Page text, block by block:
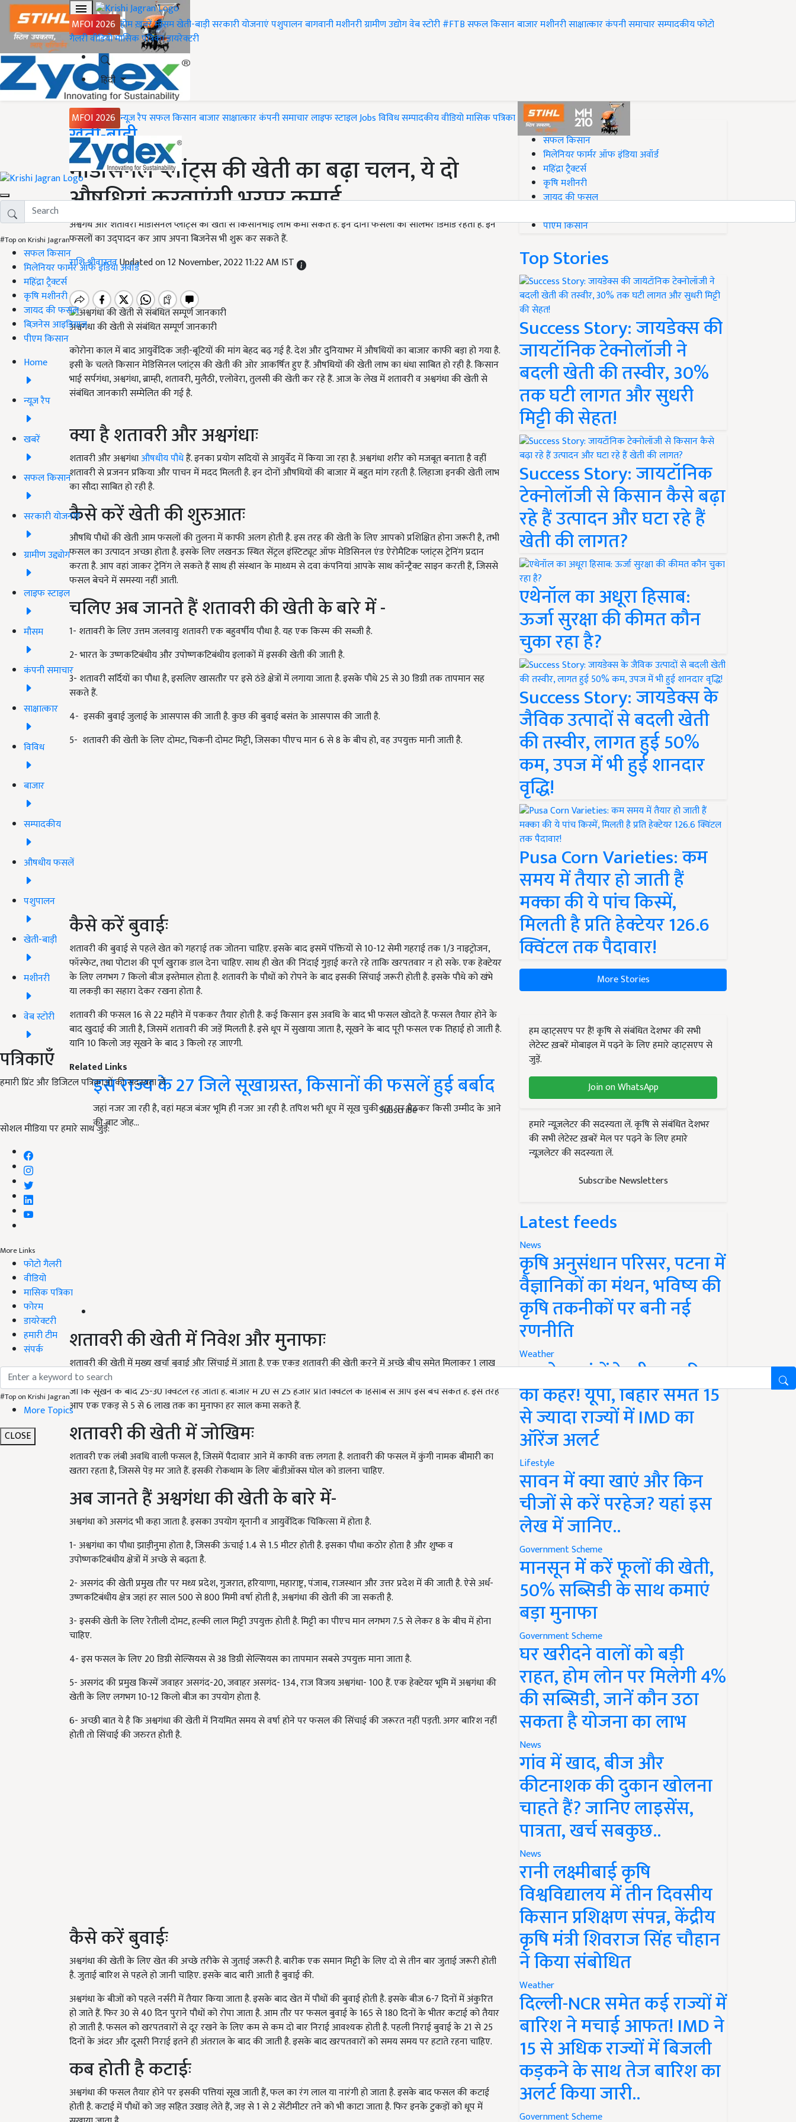
MFOI 2026 होमख़बरेंमौसमखेती-बाड़ीसरकारी योजनाएंपशुपालनबागवानीमशीनरीग्रामीण उद्योगवेब स्टोरी#FTBसफल किसानबाजारमशीनरीसाक्षात्कारकंपनी समाचारसम्पादकीयफोटो
गैलरीवीडियोमासिक पत्रिकाडायरेक्टरी
हिंदी
MFOI 2026 न्यूज़ रैपसफल किसानबाजारसाक्षात्कारकंपनी समाचारलाइफ स्टाइलJobsविविधसम्पादकीयवीडियोमासिक पत्रिका
#Top on Krishi Jagran
सफल किसान
मिलेनियर फार्मर ऑफ इंडिया अवॉर्ड
महिंद्रा ट्रैक्टर्स
कृषि मशीनरी
जायद की फसल
बिज़नेस आइडियाज
पीएम किसान
Home
न्यूज़ रैप
खबरें
सफल किसान
सरकारी योजनाएं
ग्रामीण उद्द्योग
लाइफ स्टाइल
मौसम
कंपनी समाचार
साक्षात्कार
विविध
बाजार
सम्पादकीय
औषधीय फसलें
पशुपालन
खेती-बाड़ी
मशीनरी
वेब स्टोरी
पत्रिकाएँ
हमारी प्रिंट और डिजिटल पत्रिकाओं की सदस्यता लें
Subscribe
सोशल मीडिया पर हमारे साथ जुड़ें:
More Links
फोटो गैलरी
वीडियो
मासिक पत्रिका
फोरम
डायरेक्टरी
हमारी टीम
संपर्क
#Top on Krishi Jagran
More Topics
CLOSE
Home
खेती-बाड़ी
मेडिसिनल प्लांट्स की खेती का बढ़ा चलन, ये दो
औषधियां करवाएंगी भरपूर कमाई
अश्वगंध और शतावरी मेडिसिनल प्लांट्स की खेती से किसानभाई लाभ कमा सकते हैं. इन दोनों फसलों की सालभर डिमांड रहती है. इन
फसलों का उद्पादन कर आप अपना बिजनेस भी शुरू कर सकते हैं.
राशि श्रीवास्तवUpdated on 12 November, 2022 11:22 AM IST
अश्वगंधा की खेती से संबंधित सम्पूर्ण जानकारी
कोरोना काल में बाद आयुर्वेदिक जड़ी-बूटियों की मांग बेहद बढ़ गई है. देश और दुनियाभर में औषधियों का बाजार काफी बड़ा हो गया है.
इसी के चलते किसान मेडिसिनल प्लांट्स की खेती की ओर आकर्षित हुए हैं. औषधियों की खेती लाभ का धंधा साबित हो रही है. किसान
भाई सर्पगंधा, अश्वगंधा, ब्राम्ही, शतावरी, मुलैठी, एलोवेरा, तुलसी की खेती कर रहे हैं. आज के लेख में शतावरी व अश्वगंधा की खेती से
संबंधित जानकारी सम्मेलित की गई है.
क्या है शतावरी और अश्वगंधाः
शतावरी और अश्वगंधाऔषधीय पौधेहैं. इनका प्रयोग सदियों से आयुर्वेद में किया जा रहा है. अश्वगंधा शरीर को मजबूत बनाता है वहीं
शतावरी से प्रजनन प्रकिया और पाचन में मदद मिलती है. इन दोनों औषधियों की बाजार में बहुत मांग रहती है. लिहाजा इनकी खेती लाभ
का सौदा साबित हो रही है.
कैसे करें खेती की शुरुआतः
औषधि पौधों की खेती आम फसलों की तुलना में काफी अलग होती है. इस तरह की खेती के लिए आपको प्रशिक्षित होना जरूरी है, तभी
फसल का उत्पादन अच्छा होता है. इसके लिए लखनऊ स्थित सेंट्रल इंस्टिट्यूट ऑफ मेडिसिनल एंड ऐरोमैटिक प्लांट्स ट्रेनिंग प्रदान
करता है. आप वहां जाकर ट्रेनिंग ले सकते हैं साथ ही संस्थान के माध्यम से दवा कंपनियां आपके साथ कॉन्ट्रैक्ट साइन करती हैं, जिससे
फसल बेचने में समस्या नहीं आती.
चलिए अब जानते हैं शतावरी की खेती के बारे में -
1- शतावरी के लिए उत्तम जलवायुः शतावरी एक बहुवर्षीय पौधा है. यह एक किस्म की सब्जी है.
2- भारत के उष्णकटिबंधीय और उपोष्णकटिबंधीय इलाकों में इसकी खेती की जाती है.
3- शतावरी सर्दियों का पौधा है, इसलिए खासतौर पर इसे ठंडे क्षेत्रों में लगाया जाता है. इसके पौधे 25 से 30 डिग्री तक तापमान सह
सकते हैं.
4- इसकी बुवाई जुलाई के आसपास की जाती है. कुछ की बुवाई बसंत के आसपास की जाती है.
5- शतावरी की खेती के लिए दोमट, चिकनी दोमट मिट्टी, जिसका पीएच मान 6 से 8 के बीच हो, वह उपयुक्त मानी जाती है.
कैसे करें बुवाईः
शतावरी की बुवाई से पहले खेत को गहराई तक जोतना चाहिए. इसके बाद इसमें पंक्तियों से 10-12 सेमी गहराई तक 1/3 नाइट्रोजन,
फॉस्फेट, तथा पोटाश की पूर्ण खुराक डाल देना चाहिए. साथ ही खेत की निंदाई गुड़ाई करते रहे ताकि खरपतवार न हो सके. एक हेक्टेयर
के लिए लगभग 7 किलो बीज इस्तेमाल होता है. शतावरी के पौधों को रोपने के बाद इसकी सिंचाई जरूरी होती है. इसके पौधे को खंभे
या लकड़ी का सहारा देकर रखना होता है.
शतावरी की फसल 16 से 22 महीने में पककर तैयार होती है. कई किसान इस अवधि के बाद भी फसल खोदते हैं. फसल तैयार होने के
बाद खुदाई की जाती है, जिसमें शतावरी की जड़ें मिलती है. इसे धूप में सुखाया जाता है, सूखने के बाद पूरी फसल एक तिहाई हो जाती है.
यानि 10 किलो जड़ सूखने के बाद 3 किलो रह जाएगी.
Related Links
इस राज्य के 27 जिले सूखाग्रस्त, किसानों की फसलें हुई बर्बाद
जहां नजर जा रही है, वहां महज बंजर भूमि ही नजर आ रही है. तपिश भरी धूप में सूख चुकी धरा पर बैठकर किसी उम्मीद के आने
की बाट जोह…
शतावरी की खेती में निवेश और मुनाफाः
शतावरी की खेती में मुख्य खर्चा बुवाई और सिंचाई में आता है. एक एकड़ शतावरी की खेती करने में अच्छे बीच समेत मिलाकर 1 लाख
के आसपास का खर्च आता है. अगर सभी चीज़ों का ध्यान रखा जाए तो एक एकड़ में करीब 150-180 क्विंटल गीली ज़ड़ प्राप्त होती है,
जो कि सूखने के बाद 25-30 क्विंटल रह जाती है. बाजार में 20 से 25 हजार प्रति क्विंटल के हिसाब से आप इसे बेच सकते हैं. इस तरह
आप एक एकड़ से 5 से 6 लाख तक का मुनाफा हर साल कमा सकते हैं.
शतावरी की खेती में जोखिमः
शतावरी एक लंबी अवधि वाली फसल है, जिसमें पैदावार आने में काफी वक्त लगता है. शतावरी की फसल में कुंगी नामक बीमारी का
खतरा रहता है, जिससे पेड़ मर जाते हैं. इसकी रोकथाम के लिए बॉडीऑक्स घोल को डालना चाहिए.
अब जानते हैं अश्वगंधा की खेती के बारे में-
अश्वगंधा को असगंद भी कहा जाता है. इसका उपयोग यूनानी व आयुर्वेदिक चिकित्सा में होता है.
1- अश्वगंधा का पौधा झाड़ीनुमा होता है, जिसकी ऊंचाई 1.4 से 1.5 मीटर होती है. इसका पौधा कठोर होता है और शुष्क व
उपोष्णकटिबंधीय क्षेत्रों में अच्छे से बढ़ता है.
2- असगंद की खेती प्रमुख तौर पर मध्य प्रदेश, गुजरात, हरियाणा, महाराष्ट्र, पंजाब, राजस्थान और उत्तर प्रदेश में की जाती है. ऐसे अर्ध-
उष्णकटिबंधीय क्षेत्र जहां हर साल 500 से 800 मिमी वर्षा होती है, अश्वगंधा की खेती की जा सकती है.
3- इसकी खेती के लिए रेतीली दोमट, हल्की लाल मिट्टी उपयुक्त होती है. मिट्टी का पीएच मान लगभग 7.5 से लेकर 8 के बीच में होना
चाहिए.
4- इस फसल के लिए 20 डिग्री सेल्सियस से 38 डिग्री सेल्सियस का तापमान सबसे उपयुक्त माना जाता है.
5- असगंद की प्रमुख किस्में जवाहर असगंद-20, जवाहर असगंद- 134, राज विजय अश्वगंधा- 100 हैं. एक हेक्टेयर भूमि में अश्वगंधा की
खेती के लिए लगभग 10-12 किलो बीज का उपयोग होता है.
6- अच्छी बात ये है कि अश्वगंधा की खेती में नियमित समय से वर्षा होने पर फसल की सिंचाई की जरूरत नहीं पड़ती. अगर बारिश नहीं
होती तो सिंचाई की जरुरत होती है.
कैसे करें बुवाईः
अश्वगंधा की खेती के लिए खेत की अच्छे तरीके से जुताई जरूरी है. बारीक एक समान मिट्टी के लिए दो से तीन बार जुताई जरूरी होती
है. जुताई बारिश से पहले हो जानी चाहिए. इसके बाद बारी आती है बुवाई की.
अश्वगंधा के बीजों को पहले नर्सरी में तैयार किया जाता है. इसके बाद खेत में पौधों की बुवाई होती है. इसके बीज 6-7 दिनों में अंकुरित
हो जाते हैं. फिर 30 से 40 दिन पुराने पौधों को रोपा जाता है. आम तौर पर फसल बुवाई के 165 से 180 दिनों के भीतर कटाई को तैयार
हो जाती है. फसल को खरपतवारों से दूर रखने के लिए कम से कम दो बार निराई आवश्यक होती है. पहली निराई बुवाई के 21 से 25
दिनों के अंदर और दूसरी निराई इतने ही अंतराल के बाद की जाती है. इसके बाद खरपतवारों को समय समय पर हटाते रहना चाहिए.
कब होती है कटाईः
अश्वगंधा की फसल तैयार होने पर इसकी पत्तियां सूख जाती हैं, फल का रंग लाल या नारंगी हो जाता है. इसके बाद फसल की कटाई
होती है. कटाई में पौधों को जड़ सहित उखाड़ लेते हैं, जड़ से 1 से 2 सेंटीमीटर तने को भी काटा जाता है. फिर इनके टुकड़ों को धूप में
#Top on Krishi Jagran
सफल किसान
मिलेनियर फार्मर ऑफ इंडिया अवॉर्ड
महिंद्रा ट्रैक्टर्स
कृषि मशीनरी
जायद की फसल
पीएम किसान
Top Stories
Success Story: जायडेक्स की
जायटॉनिक टेक्नोलॉजी ने
बदली खेती की तस्वीर, 30%
तक घटी लागत और सुधरी
मिट्टी की सेहत!
Success Story: जायटॉनिक
टेक्नोलॉजी से किसान कैसे बढ़ा
रहे हैं उत्पादन और घटा रहे हैं
खेती की लागत?
एथेनॉल का अधूरा हिसाब:
ऊर्जा सुरक्षा की कीमत कौन
चुका रहा है?
Success Story: जायडेक्स के
जैविक उत्पादों से बदली खेती
की तस्वीर, लागत हुई 50%
कम, उपज में भी हुई शानदार
वृद्धि!
Pusa Corn Varieties: कम
समय में तैयार हो जाती हैं
मक्का की ये पांच किस्में,
मिलती है प्रति हेक्टेयर 126.6
क्विंटल तक पैदावार!
More Stories
हम व्हाट्सएप पर हैं! कृषि से संबंधित देशभर की सभी
लेटेस्ट ख़बरें मोबाइल में पढ़ने के लिए हमारे व्हाट्सएप से
जुड़ें.
Join on WhatsApp
हमारे न्यूज़लेटर की सदस्यता लें. कृषि से संबंधित देशभर
की सभी लेटेस्ट ख़बरें मेल पर पढ़ने के लिए हमारे
न्यूज़लेटर की सदस्यता लें.
Subscribe Newsletters
Latest feeds
News
कृषि अनुसंधान परिसर, पटना में
वैज्ञानिकों का मंथन, भविष्य की
कृषि तकनीकों पर बनी नई
रणनीति
Weather
अगले 12 घंटों के भीतर बारिश
का कहर! यूपी, बिहार समेत 15
से ज्यादा राज्यों में IMD का
ऑरेंज अलर्ट
Lifestyle
सावन में क्या खाएं और किन
चीजों से करें परहेज? यहां इस
लेख में जानिए..
Government Scheme
मानसून में करें फूलों की खेती,
50% सब्सिडी के साथ कमाएं
बड़ा मुनाफा
Government Scheme
घर खरीदने वालों को बड़ी
राहत, होम लोन पर मिलेगी 4%
की सब्सिडी, जानें कौन उठा
सकता है योजना का लाभ
News
गांव में खाद, बीज और
कीटनाशक की दुकान खोलना
चाहते हैं? जानिए लाइसेंस,
पात्रता, खर्च सबकुछ..
News
रानी लक्ष्मीबाई कृषि
विश्वविद्यालय में तीन दिवसीय
किसान प्रशिक्षण संपन्न, केंद्रीय
कृषि मंत्री शिवराज सिंह चौहान
ने किया संबोधित
Weather
दिल्ली-NCR समेत कई राज्यों में
बारिश ने मचाई आफत! IMD ने
15 से अधिक राज्यों में बिजली
कड़कने के साथ तेज बारिश का
अलर्ट किया जारी..
Government Scheme